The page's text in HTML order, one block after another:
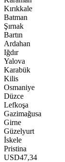
Kırıkkale
Batman
Şırnak
Bartın
Ardahan
Iğdır
Yalova
Karabük
Kilis
Osmaniye
Düzce
Lefkoşa
Gazimağusa
Girne
Güzelyurt
İskele
Pristina
USD47,34